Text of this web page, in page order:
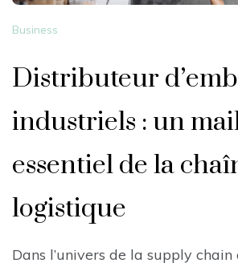
Business
Distributeur
industriels : un
essentiel de la
logistique
Dans l’univers de la supply